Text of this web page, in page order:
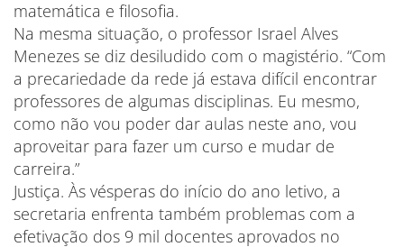
matemática e filosofia.
Na mesma situação, o professor Israel Alves
Menezes se diz desiludido com o magistério. “Com
a precariedade da rede já estava difícil encontrar
professores de algumas disciplinas. Eu mesmo,
como não vou poder dar aulas neste ano, vou
aproveitar para fazer um curso e mudar de
carreira.”
Justiça. Às vésperas do início do ano letivo, a
secretaria enfrenta também problemas com a
efetivação dos 9 mil docentes aprovados no